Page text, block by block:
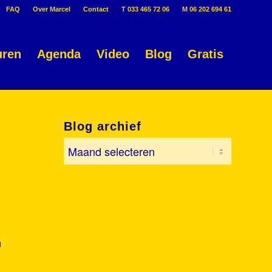
FAQ Over Marcel Contact T 033 465 72 06 M 06 202 694 61
Agenda Video Blog Gratis
Blog archief